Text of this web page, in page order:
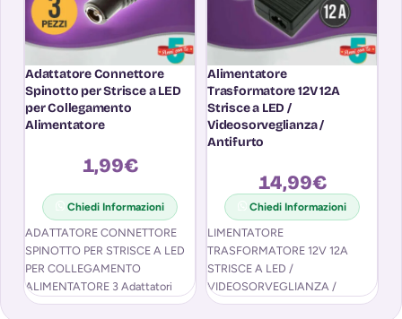
Adattatore Connettore
Spinotto per Strisce a LED
per Collegamento
Alimentatore
1,99€
Chiedi Informazioni
ADATTATORE CONNETTORE
SPINOTTO PER STRISCE A LED
PER COLLEGAMENTO
ALIMENTATORE 3 Adattatori
ideali per risolvere problemi di
Alimentatore
Trasformatore 12V 12A
Strisce a LED /
Videosorveglianza /
Antifurto
14,99€
Chiedi Informazioni
LIMENTATORE
TRASFORMATORE 12V 12A
STRISCE A LED /
VIDEOSORVEGLIANZA /
ANTIFURTO ALIMENTATORE